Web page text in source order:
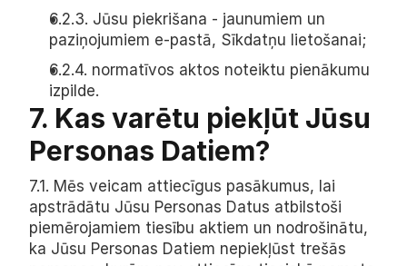
6.2.3. Jūsu piekrišana - jaunumiem un
paziņojumiem e-pastā, Sīkdatņu lietošanai;
6.2.4. normatīvos aktos noteiktu pienākumu
izpilde.
7. Kas varētu piekļūt Jūsu
Personas Datiem?
7.1. Mēs veicam attiecīgus pasākumus, lai
apstrādātu Jūsu Personas Datus atbilstoši
piemērojamiem tiesību aktiem un nodrošinātu,
ka Jūsu Personas Datiem nepiekļūst trešās